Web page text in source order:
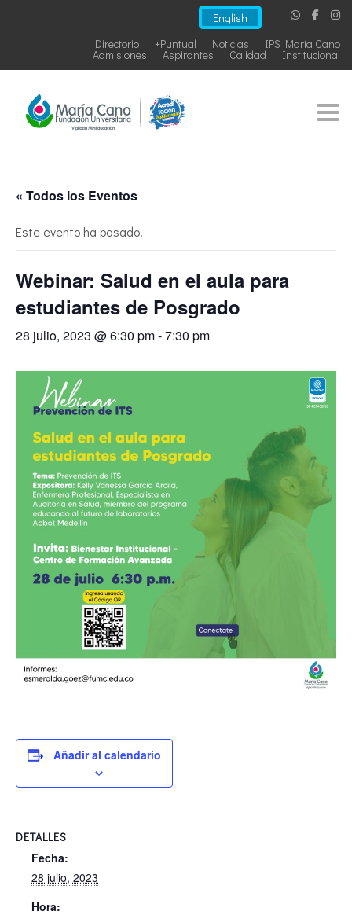
English
IPS María Cano
Noticias
+Puntual
Directorio
Institucional
Calidad
Aspirantes
Admisiones
« Todos los Eventos
Este evento ha pasado.
Webinar: Salud en el aula para
estudiantes de Posgrado
28 julio, 2023 @ 6:30 pm-7:30 pm
Añadir al calendario
DETALLES
Fecha:
28 julio, 2023
Hora: